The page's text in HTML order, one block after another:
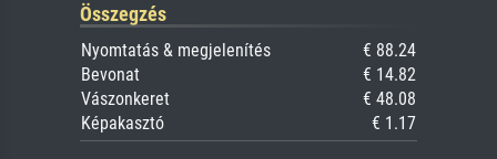
Összegzés
Nyomtatás & megjelenítés
€ 88.24
Bevonat
€ 14.82
Vászonkeret
€ 48.08
Képakasztó
€ 1.17